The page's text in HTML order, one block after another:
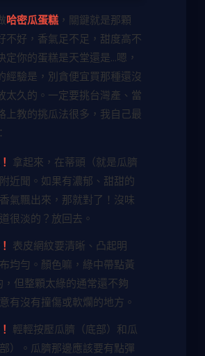
哈密瓜蛋糕，關鍵就是那顆
不好，香氣足不足，甜度高不
定你的蛋糕是天堂還是...嗯，
經驗是，別貪便宜買那種還沒
太久的。一定要挑台灣產、當
上教的挑瓜法很多，我自己最
拿起來，在蒂頭（就是瓜臍
近聞。如果有濃郁、甜甜的
氣飄出來，那就對了！沒味
很淡的？放回去。
表皮網紋要清晰、凸起明
均勻。顏色嘛，綠中帶點黃
，但整顆太綠的通常還不夠
有沒有撞傷或軟爛的地方。
輕輕按壓瓜臍（底部）和瓜
）。瓜臍那邊應該要有點彈